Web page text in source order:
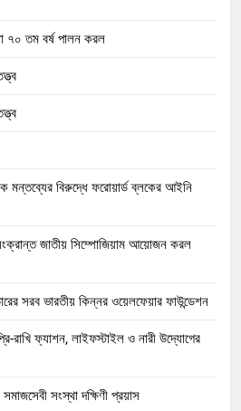
৭০ তম বর্ষ পালন করল
মন্তব্যের বিরুদ্ধে ফরোয়ার্ড ব্লকের আইনি
জাতীয় সিম্পোজিয়াম আয়োজন করল
সরব ভারতীয় কিন্নর ওয়েলফেয়ার ফাউন্ডেশন
রাখি ফ্যাশন, লাইফস্টাইল ও নারী উদ্যোগের
সংস্থা দক্ষিণী প্রয়াস